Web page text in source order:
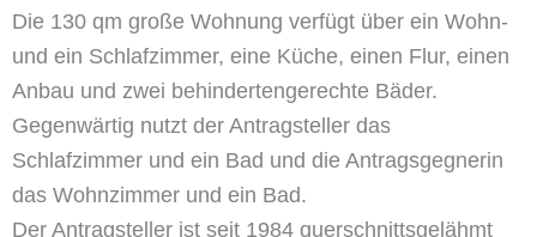
Die 130 qm große Wohnung verfügt über ein Wohn-
und ein Schlafzimmer, eine Küche, einen Flur, einen
Anbau und zwei behindertengerechte Bäder.
Gegenwärtig nutzt der Antragsteller das
Schlafzimmer und ein Bad und die Antragsgegnerin
das Wohnzimmer und ein Bad.
Der Antragsteller ist seit 1984 querschnittsgelähmt